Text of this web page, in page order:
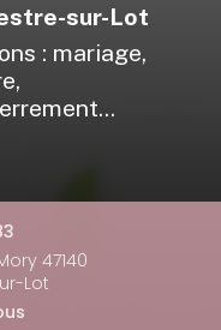
sur-Lot
: mariage,
47140
Lot